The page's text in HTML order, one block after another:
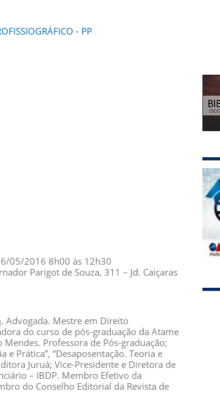
05/2016 8h00 às 12h30
Parigot de Souza, 311 – Jd. Caiçaras
. Advogada. Mestre em Direito
do curso de pós-graduação da Atame
Professora de Pós-graduação;
Prática”, “Desaposentação. Teoria e
Juruá; Vice-Presidente e Diretora de
– IBDP. Membro Efetivo da
do Conselho Editorial da Revista de